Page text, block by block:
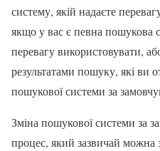
систему, якій надаєте
якщо у вас є певна пошукова
перевагу використовувати,
результатами пошуку, які ви
пошукової системи за
Зміна пошукової системи за
процес, який зазвичай можна